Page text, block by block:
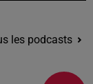
les podcasts